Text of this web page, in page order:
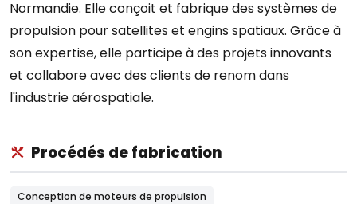
Normandie. Elle conçoit et fabrique des systèmes de
propulsion pour satellites et engins spatiaux. Grâce à
son expertise, elle participe à des projets innovants
et collabore avec des clients de renom dans
l'industrie aérospatiale.
Procédés de fabrication
Conception de moteurs de propulsion